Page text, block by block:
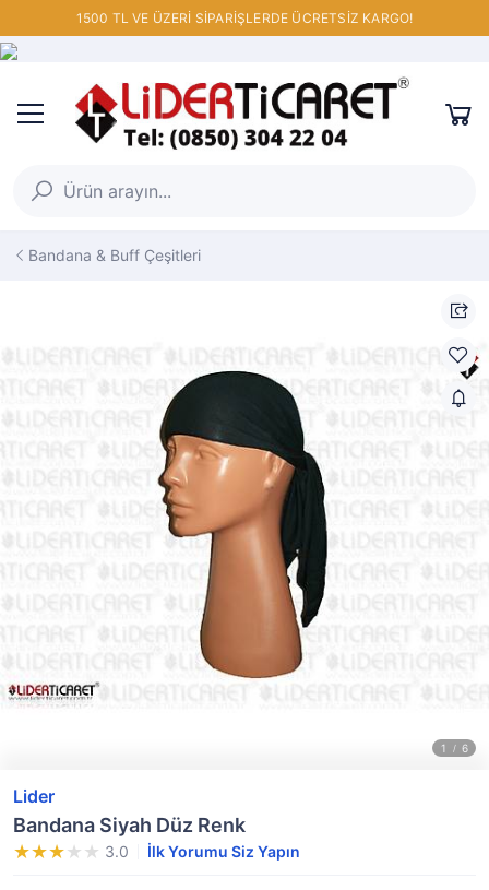
1500 TL VE ÜZERİ SİPARİŞLERDE ÜCRETSİZ KARGO!
Bandana & Buff Çeşitleri
Lider
Bandana Siyah Düz Renk
3.0 İlk Yorumu Siz Yapın